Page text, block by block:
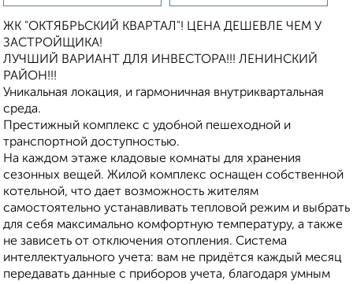
ЖК "ОКТЯБРЬСКИЙ КВАРТАЛ"! ЦЕНА ДЕШЕВЛЕ ЧЕМ У
ЗАСТРОЙЩИКА!
ЛУЧШИЙ ВАРИАНТ ДЛЯ ИНВЕСТОРА!!! ЛЕНИНСКИЙ
РАЙОН!!!
Уникальная локация, и гармоничная внутриквартальная
среда.
Престижный комплекс с удобной пешеходной и
транспортной доступностью.
На каждом этаже кладовые комнаты для хранения
сезонных вещей. Жилой комплекс оснащен собственной
котельной, что дает возможность жителям
самостоятельно устанавливать тепловой режим и выбрать
для себя максимально комфортную температуру, а также
не зависеть от отключения отопления. Система
интеллектуального учета: вам не придётся каждый месяц
передавать данные с приборов учета, благодаря умным